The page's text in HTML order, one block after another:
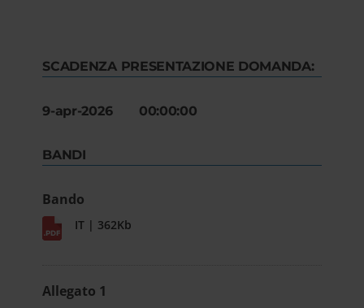
SCADENZA PRESENTAZIONE DOMANDA:
9-apr-2026 00:00:00
BANDI
Bando
IT | 362Kb
Allegato 1